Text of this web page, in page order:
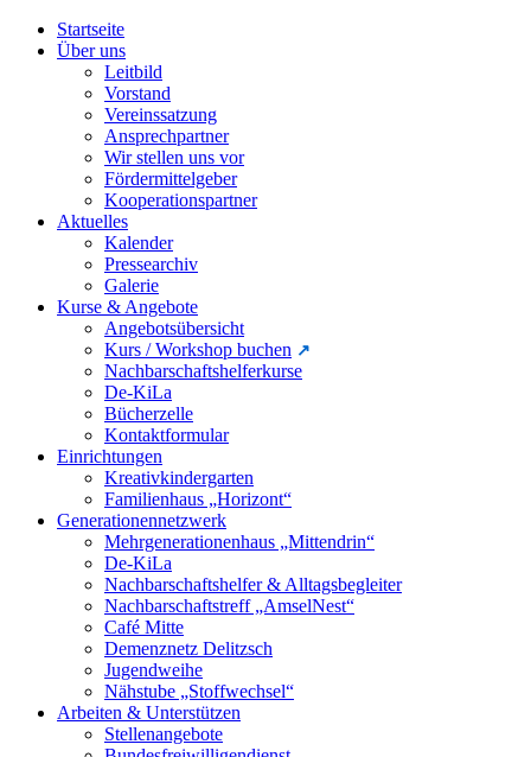
Startseite
Über uns
Leitbild
Vorstand
Vereinssatzung
Ansprechpartner
Wir stellen uns vor
Fördermittelgeber
Kooperationspartner
Aktuelles
Kalender
Pressearchiv
Galerie
Kurse & Angebote
Angebotsübersicht
Kurs / Workshop buchen
Nachbarschaftshelferkurse
De-KiLa
Bücherzelle
Kontaktformular
Einrichtungen
Kreativkindergarten
Familienhaus „Horizont“
Generationennetzwerk
Mehrgenerationenhaus „Mittendrin“
De-KiLa
Nachbarschaftshelfer & Alltagsbegleiter
Nachbarschaftstreff „AmselNest“
Café Mitte
Demenznetz Delitzsch
Jugendweihe
Nähstube „Stoffwechsel“
Arbeiten & Unterstützen
Stellenangebote